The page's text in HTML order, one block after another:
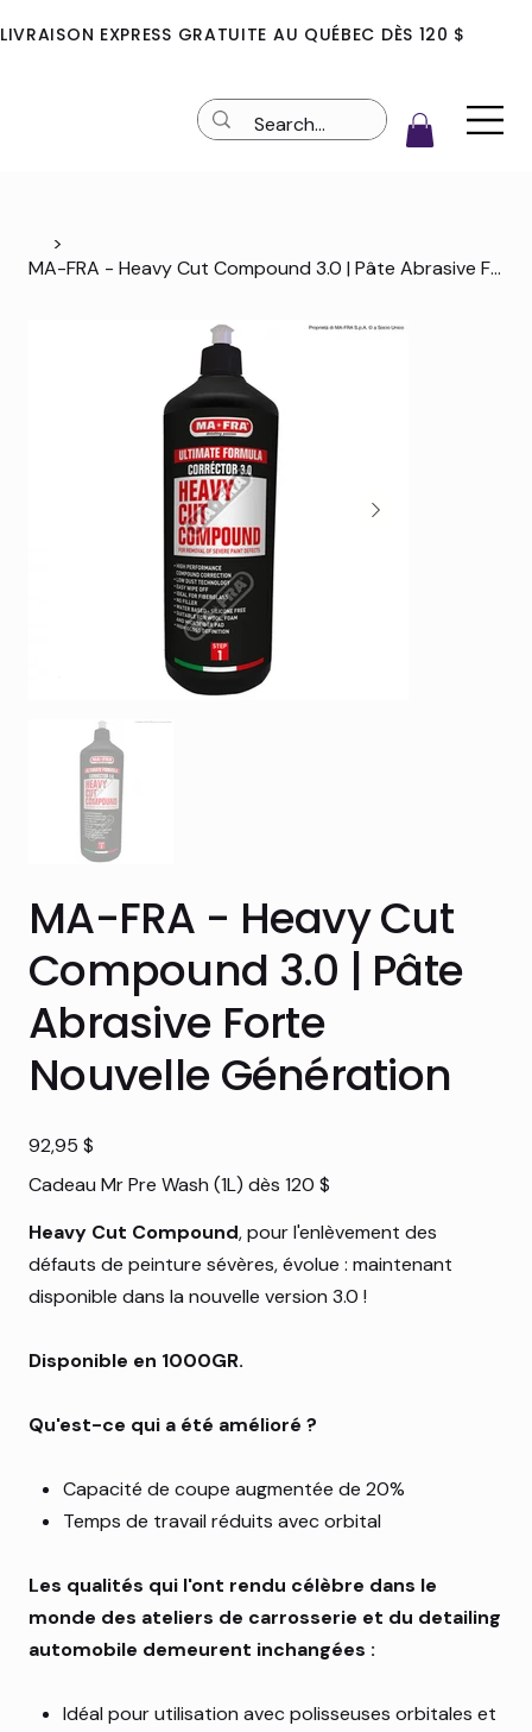
LIVRAISON EXPRESS GRATUITE AU QUÉBEC DÈS 120 $
>
MA-FRA - Heavy Cut Compound 3.0 | Pâte Abrasive Forte Nouvelle Génération
MA-FRA - Heavy Cut
Compound 3.0 | Pâte
Abrasive Forte
Nouvelle Génération
Prix
92,95 $
Cadeau Mr Pre Wash (1L) dès 120 $
Heavy Cut Compound, pour l'enlèvement des
défauts de peinture sévères, évolue : maintenant
disponible dans la nouvelle version 3.0 !
Disponible en 1000GR.
Qu'est-ce qui a été amélioré ?
Capacité de coupe augmentée de 20%
Temps de travail réduits avec orbital
Les qualités qui l'ont rendu célèbre dans le
monde des ateliers de carrosserie et du detailing
automobile demeurent inchangées :
Idéal pour utilisation avec polisseuses orbitales et